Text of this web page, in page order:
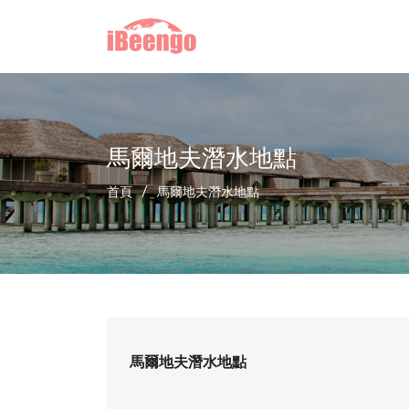
馬爾地夫潛水地點
首頁 / 馬爾地夫潛水地點
馬爾地夫潛水地點